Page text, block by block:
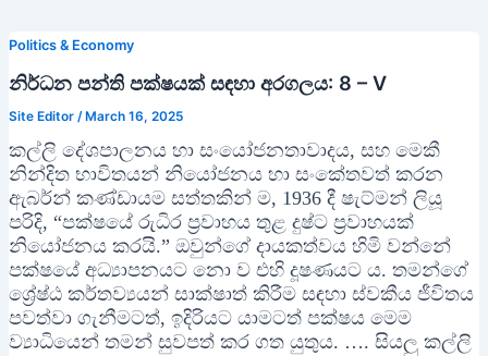
Politics & Economy
නිර්ධන පන්ති පක්ෂයක් සඳහා අරගලය: 8 – V
Site Editor /March 16, 2025
කල්ලි දේශපාලනය හා සංයෝජනතාවාදය, සහ මෙකී
නින්දිත භාවිතයන් නියෝජනය හා සංකේතවත් කරන
ඇබර්න් කණ්ඩායම සත්තකින් ම, 1936 දී ෂැට්මන් ලියූ
පරිදි, “පක්ෂයේ රුධිර ප්‍රවාහය තුළ දුෂ්ට ප්‍රවාහයක්
නියෝජනය කරයි.” ඔවුන්ගේ දායකත්වය හිමි වන්නේ
පක්ෂයේ අධ්‍යාපනයට නො ව එහි දූෂණයට ය. තමන්ගේ
ශ්‍රේෂ්ඨ කර්තව්‍යයන් සාක්ෂාත් කිරීම සඳහා ස්වකීය ජීවිතය
පවත්වා ගැනීමටත්, ඉදිරියට යාමටත් පක්ෂය මෙම
ව්‍යාධියෙන් තමන් සුවපත් කර ගත යුතුය. …. සියලු කල්ලි